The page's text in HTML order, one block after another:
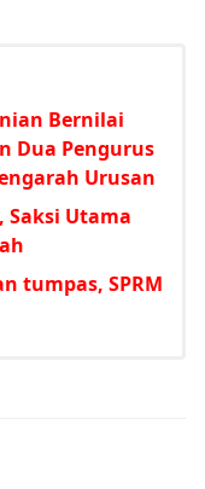
Bernilai
Dua Pengurus
Urusan
Saksi Utama
tumpas, SPRM